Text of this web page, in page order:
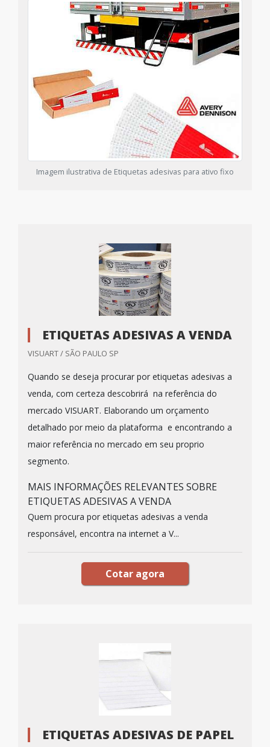
Imagem ilustrativa de Etiquetas adesivas para ativo fixo
ETIQUETAS ADESIVAS A VENDA
VISUART / SÃO PAULO SP
Quando se deseja procurar por etiquetas adesivas a
venda, com certeza descobrirá na referência do
mercado VISUART. Elaborando um orçamento
detalhado por meio da plataforma e encontrando a
maior referência no mercado em seu proprio
segmento.
MAIS INFORMAÇÕES RELEVANTES SOBRE
ETIQUETAS ADESIVAS A VENDA
Quem procura por etiquetas adesivas a venda
responsável, encontra na internet a V...
Cotar agora
ETIQUETAS ADESIVAS DE PAPEL